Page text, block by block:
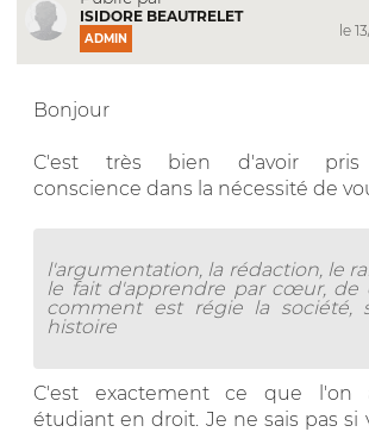
ISIDORE BEAUTRELET
ADMIN
le
Bonjour
C'est très bien d'avoir pris
conscience dans la nécessité de
l'argumentation, la rédaction, le
le fait d'apprendre par cœur, de
comment est régie la société,
histoire
C'est exactement ce que l'on
étudiant en droit. Je ne sais pas si